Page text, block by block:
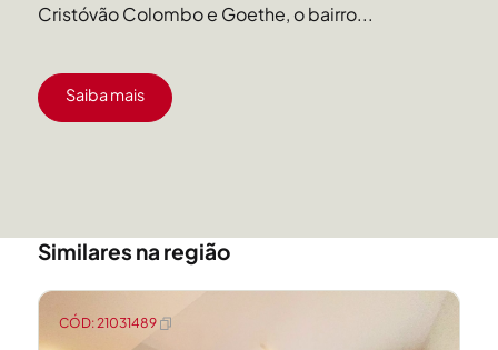
Cristóvão Colombo e Goethe, o bairro...
Saiba mais
Similares na região
CÓD: 21031489